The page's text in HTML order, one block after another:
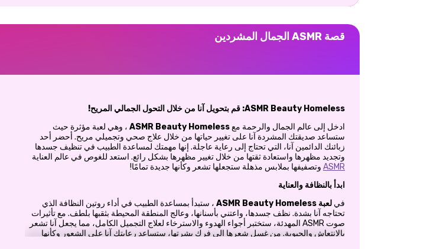
قصة ASMR الجمال المشردين
ASMR Beauty Homeless: قم بتحويل آنا من خلال التحول الجمالي المريح!
ادخل إلى عالم الجمال والرحمة معASMR Beauty Homeless ، وهي لعبة مؤثرة حيث
ستساعد صديقتك المشردة آنا على تغيير حياتها من خلال علاج صحي وتجميلي مريح. أحضر أحد
زبائنك الدائمين آنا، التي تحتاج إلى رعاية عاجلة. إنها مهمتك لمساعدة الطبيب في تنظيف جسدها
وتجديد مظهرها واستعادة ثقتها من خلال تغيير مظهرها بشكل رائع. استعد للغوص في عالم العناية
ASMR وتصفيفها بملابس مذهلة ستجعلها تشعر وكأنها جديدة تمامًا!
ابدأ بالنظافة والعناية
في لعبة ASMR Beauty Homeless
، ستبدأ بمساعدة الطبيب في أداء روتين النظافة الذي
تحتاجه آنا بشدة. نظف جسدها، واعتني بأسنانها، وعالج المنطقة المحيطة بثقبها بلطف. مع تأثيرات
صوت ASMR المهدئة، ستختبر أجواء الهدوء والاسترخاء لعلاج التجميل الكامل، مما يجعل آنا تشعر
بالانتعاش والحيوية. من غسل شعرها إلى فرك بشرتها، ستساعد رعايتك آنا على الشعور وكأنها